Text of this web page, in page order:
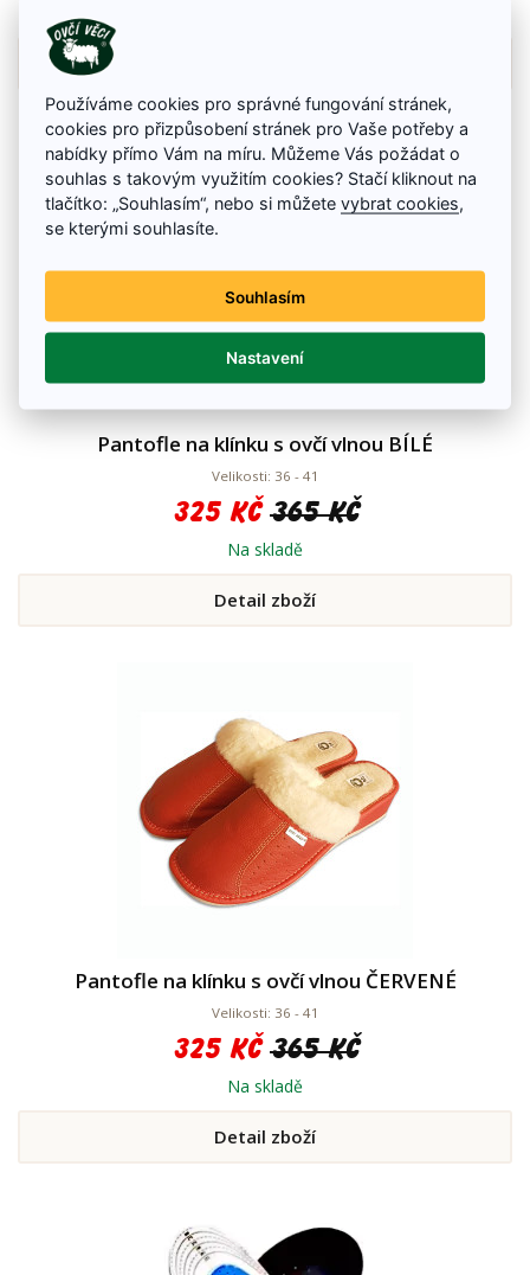
Pantofle na klínku s ovčí vlnou BÍLÉ
Velikosti: 36 - 41
325 Kč 365 Kč
Na skladě
Detail zboží
Pantofle na klínku s ovčí vlnou ČERVENÉ
Velikosti: 36 - 41
325 Kč 365 Kč
Na skladě
Detail zboží
Používáme cookies pro správné fungování stránek,
cookies pro přizpůsobení stránek pro Vaše potřeby a
nabídky přímo Vám na míru. Můžeme Vás požádat o
souhlas s takovým využitím cookies? Stačí kliknout na
tlačítko: „Souhlasím“, nebo si můžetevybrat cookies,
se kterými souhlasíte.
Souhlasím
Nastavení